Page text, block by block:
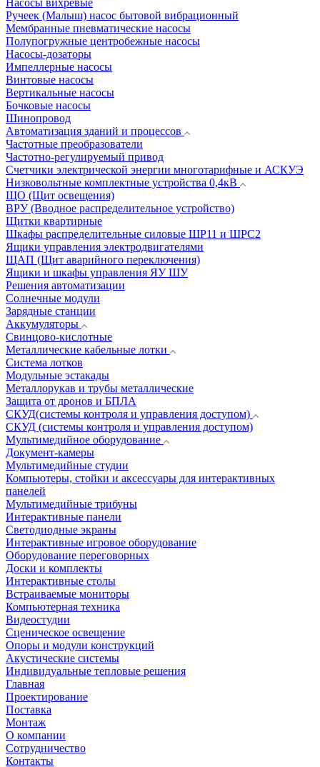
Насосы вихревые
Ручеек (Малыш) насос бытовой вибрационный
Мембранные пневматические насосы
Полупогружные центробежные насосы
Насосы-дозаторы
Импеллерные насосы
Винтовые насосы
Вертикальные насосы
Бочковые насосы
Шинопровод
Автоматизация зданий и процессов
Частотные преобразователи
Частотно-регулируемый привод
Счетчики электрической энергии многотарифные и АСКУЭ
Низковольтные комплектные устройства 0,4кВ
ЩО (Щит освещения)
ВРУ (Вводное распределительное устройство)
Щитки квартирные
Шкафы распределительные силовые ШР11 и ШРС2
Ящики управления электродвигателями
ЩАП (Щит аварийного переключения)
Ящики и шкафы управления ЯУ ШУ
Решения автоматизации
Солнечные модули
Зарядные станции
Аккумуляторы
Свинцово-кислотные
Металлические кабельные лотки
Система лотков
Модульные эстакады
Металлорукав и трубы металлические
Защита от дронов и БПЛА
СКУД(системы контроля и управления доступом)
СКУД (системы контроля и управления доступом)
Мультимедийное оборудование
Документ-камеры
Мультимедийные студии
Компьютеры, стойки и аксессуары для интерактивных
панелей
Мультимедийные трибуны
Интерактивные панели
Светодиодные экраны
Интерактивные игровое оборудование
Оборудование переговорных
Доски и комплекты
Интерактивные столы
Встраиваемые мониторы
Компьютерная техника
Видеостудии
Cценическое освещение
Опоры и модули конструкций
Акустические системы
Индивидуальные тепловые решения
Главная
Проектирование
Поставка
Монтаж
О компании
Сотрудничество
Контакты